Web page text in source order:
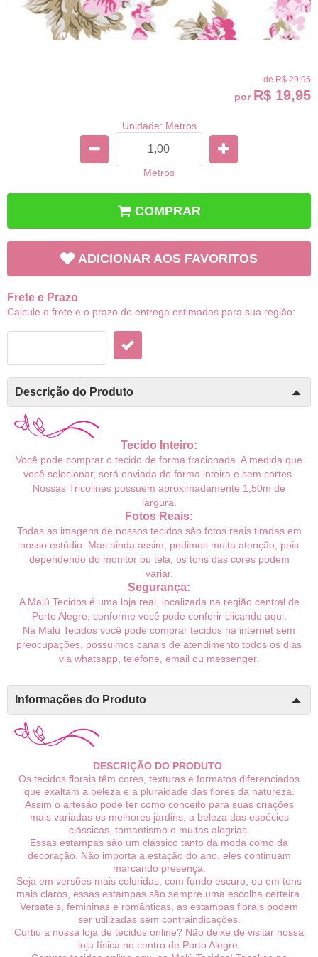
de R$ 29,95
por R$ 19,95
Unidade: Metros
Metros
COMPRAR
ADICIONAR AOS FAVORITOS
Frete e Prazo
Calcule o frete e o prazo de entrega estimados para sua região:
Descrição do Produto
Tecido Inteiro:
Você pode comprar o tecido de forma fracionada. A medida que
você selecionar, será enviada de forma inteira e sem cortes.
Nossas Tricolines possuem aproximadamente 1,50m de
largura.
Fotos Reais:
Todas as imagens de nossos tecidos são fotos reais tiradas em
nosso estúdio. Mas ainda assim, pedimos muita atenção, pois
dependendo do monitor ou tela, os tons das cores podem
variar.
Segurança:
A Malú Tecidos é uma loja real, localizada na região central de
Porto Alegre, conforme você pode conferir clicando aqui.
Na Malú Tecidos você pode comprar tecidos na internet sem
preocupações, possuimos canais de atendimento todos os dias
via whatsapp, telefone, email ou messenger.
Informações do Produto
DESCRIÇÃO DO PRODUTO
Os tecidos florais têm cores, texturas e formatos diferenciados
que exaltam a beleza e a pluraidade das flores da natureza.
Assim o artesão pode ter como conceito para suas criações
mais variadas os melhores jardins, a beleza das espécies
clássicas, tomantismo e muitas alegrias.
Essas estampas são um clássico tanto da moda como da
decoração. Não importa a estação do ano, eles continuam
marcando presença.
Seja em versões mais coloridas, com fundo escuro, ou em tons
mais claros, essas estampas são sempre uma escolha certeira.
Versáteis, femininas e românticas, as estampas florais podem
ser utilizadas sem contraindicações.
Curtiu a nossa loja de tecidos online? Não deixe de visitar nossa
loja física no centro de Porto Alegre.